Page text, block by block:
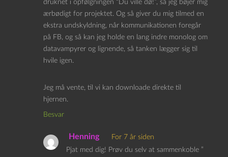
druknet i opfølgningen “Du ville dø!”, så jeg bøjer mig
ærbødigt for projektet. Og så giver du mig tilmed en
ekstra undskyldning, når kommunikationen foregår
på FB, og så kan jeg holde en lang indre monolog om
datavampyrer og lignende, så tanken lægger sig til
hvile igen.
Jeg må vente, til vi kan downloade direkte til
hjernen.
Besvar
Henning
For 7 år siden
Pjat med dig! Prøv du selv at sammenkoble ”